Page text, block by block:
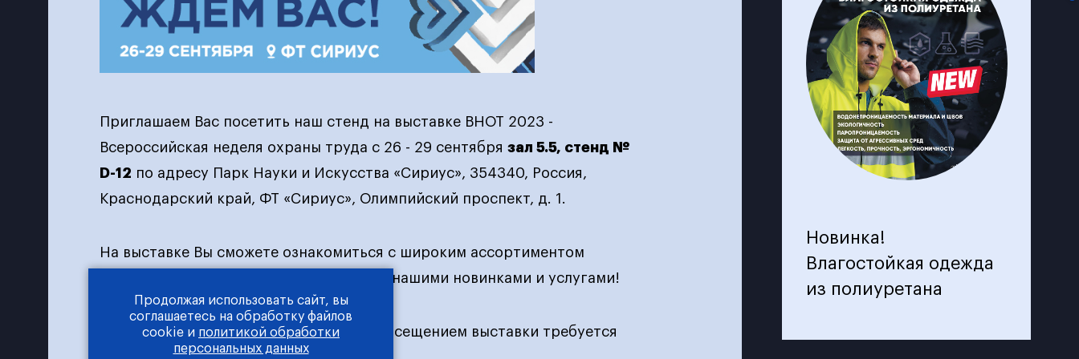
Приглашаем Вас посетить наш стенд на выставке ВНОТ 2023 -
Всероссийская неделя охраны труда с 26 - 29 сентября зал 5.5, стенд №
D-12 по адресу Парк Науки и Искусства «Сириус», 354340, Россия,
Краснодарский край, ФТ «Сириус», Олимпийский проспект, д. 1.
На выставке Вы сможете ознакомиться с широким ассортиментом
продукции от нашей компании, а также нашими новинками и услугами!
Обращаем Ваше внимание, что перед посещением выставки требуется
Новинка!
Влагостойкая одежда
из полиуретана
Продолжая использовать сайт, вы
соглашаетесь на обработку файлов
cookie и политикой обработки
персональных данных